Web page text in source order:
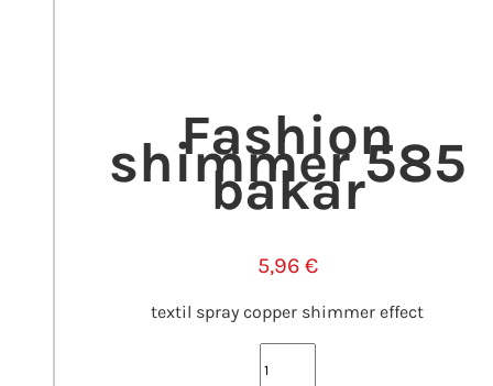
Fashion
shimmer 585
bakar
5,96 €
textil spray copper shimmer effect